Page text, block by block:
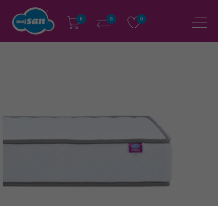
0 0 0